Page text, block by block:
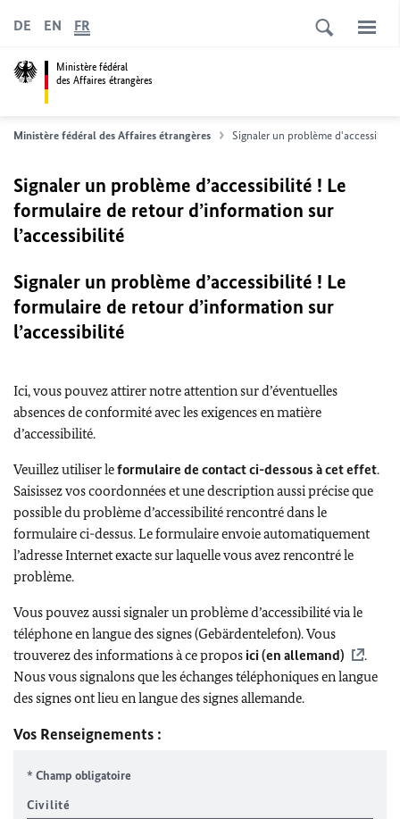
Ministère fédéral
des Affaires étrangères
DE EN FR
Ministère fédéral des Affaires étrangères Signaler un problème d'accessibilité
Signaler un problème d’accessibilité ! Le
formulaire de retour d’information sur
l’accessibilité
Signaler un problème d’accessibilité ! Le
formulaire de retour d’information sur
l’accessibilité
Ici, vous pouvez attirer notre attention sur d’éventuelles
absences de conformité avec les exigences en matière
d’accessibilité.
Veuillez utiliser leformulaire de contact ci-dessous à cet effet.
Saisissez vos coordonnées et une description aussi précise que
possible du problème d’accessibilité rencontré dans le
formulaire ci-dessus. Le formulaire envoie automatiquement
l’adresse Internet exacte sur laquelle vous avez rencontré le
problème.
Vous pouvez aussi signaler un problème d’accessibilité via le
téléphone en langue des signes (Gebärdentelefon). Vous
trouverez des informations à ce propos ici (en allemand)
.
Nous vous signalons que les échanges téléphoniques en langue
des signes ont lieu en langue des signes allemande.
Vos Renseignements :
* Champ obligatoire
Civilité